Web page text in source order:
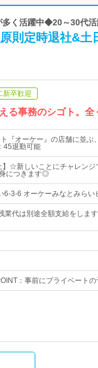
く活躍中◆20～30代
則定時退社&土
新卒歓迎
る事務のシゴト。全
『オーケー』の店舗に並ぶ
45退勤可能
】☆新しいことにチャレン
につきます◎
6-3-6 オーケーみなとみら
代は別途全額支給をしま
：事前にプライベート